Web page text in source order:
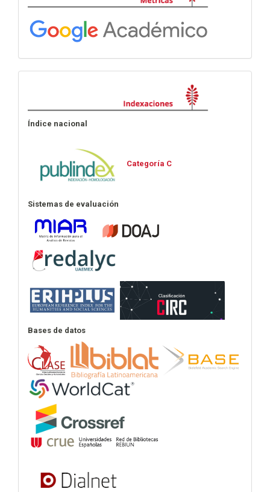
Índice nacional
Categoría C
Sistemas de evaluación
Bases de datos